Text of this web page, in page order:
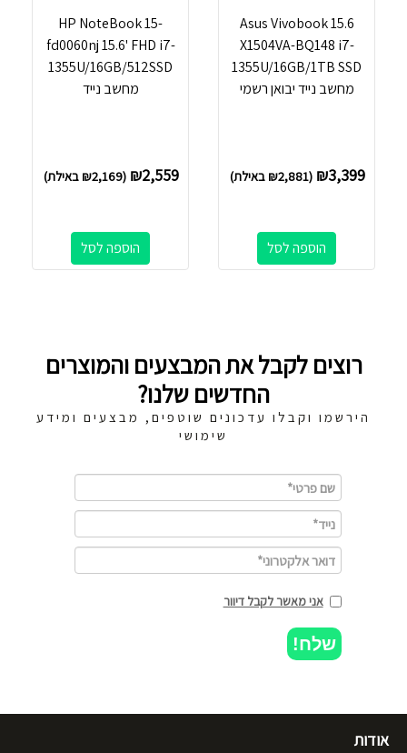
Asus Vivobook 15.6
X1504VA-BQ148 i7-
1355U/16GB/1TB SSD
מחשב נייד יבואן רשמי
₪3,399
(
₪2,881 באילת)
הוספה לסל
HP NoteBook 15-
fd0060nj 15.6' FHD i7-
1355U/16GB/512SSD
מחשב נייד
₪2,559
(
₪2,169 באילת)
הוספה לסל
רוצים לקבל את המבצעים והמוצרים
החדשים שלנו?
הירשמו וקבלו עדכונים שוטפים, מבצעים ומידע
שימושי
אני מאשר לקבל דיוור
שלח!
אודות